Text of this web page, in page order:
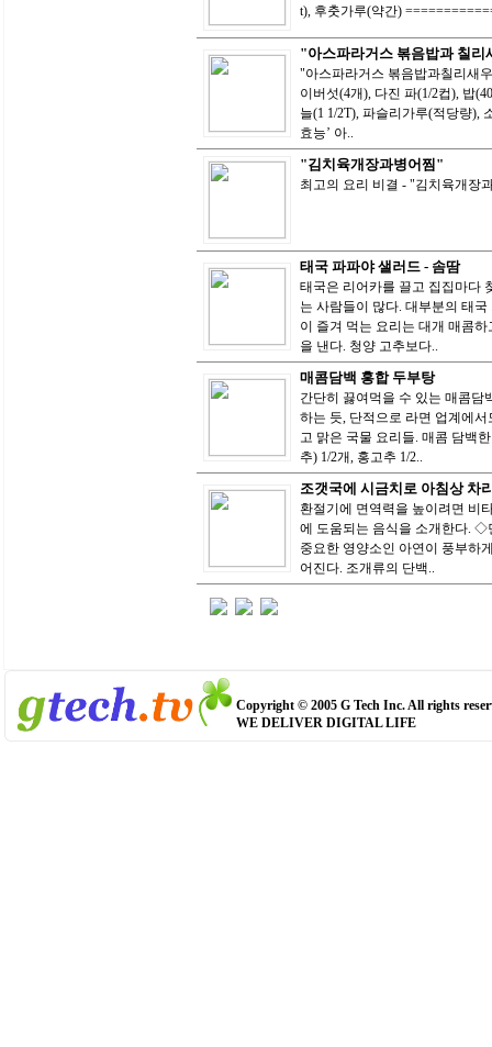
t), 후춧가루(약간)
"아스파라거스 볶음밥과 칠리
"아스파라거스 볶음밥과칠리새
이버섯(4개), 다진 파(1/2컵), 밥
늘(1 1/2T), 파슬리가루(적당량),
효능’ 아..
"김치육개장과병어찜"
최고의 요리 비결 - "김치육개장
태국 파파야 샐러드 - 솜땀
태국은 리어카를 끌고 집집마다
는 사람들이 많다. 대부분의 태
이 즐겨 먹는 요리는 대개 매콤
을 낸다. 청양 고추보다..
매콤담백 홍합 두부탕
간단히 끓여먹을 수 있는 매콤담
하는 듯, 단적으로 라면 업계에
고 맑은 국물 요리들. 매콤 담백
추) 1/2개, 홍고추 1/2..
조갯국에 시금치로 아침상 차
환절기에 면역력을 높이려면 비
에 도움되는 음식을 소개한다.
중요한 영양소인 아연이 풍부하
어진다. 조개류의 단백..
Copyright © 2005 G Tech Inc. All rights
WE DELIVER DIGITAL LIFE